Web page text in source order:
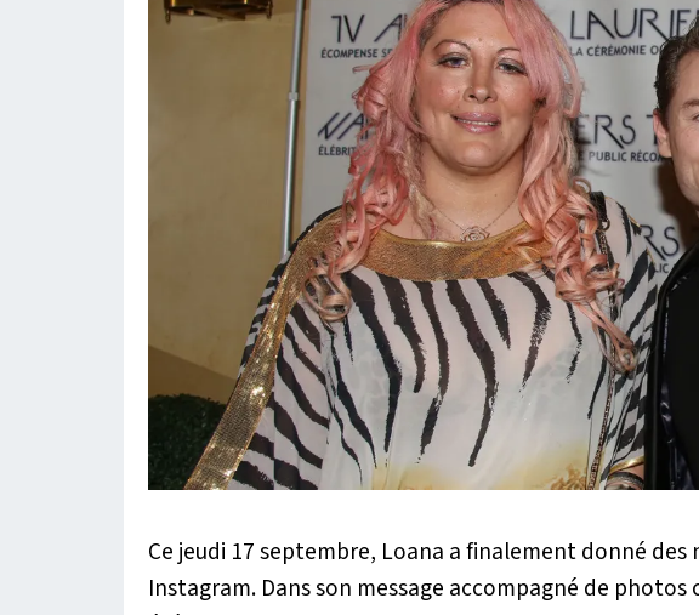
Ce jeudi 17 septembre, Loana a finalement donné
Instagram. Dans son message accompagné de